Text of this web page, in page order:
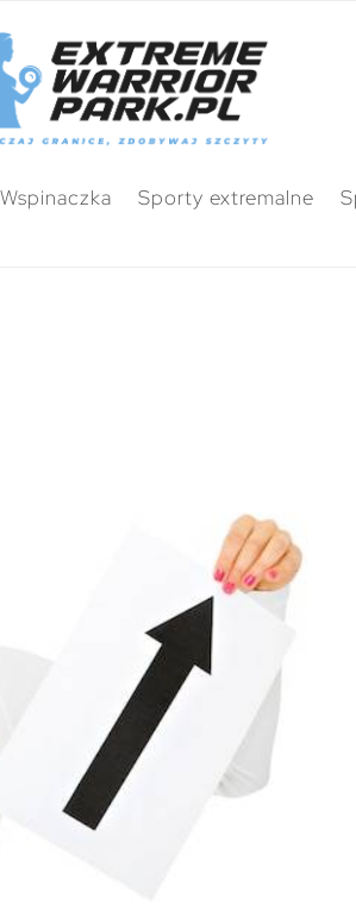
Wspinaczka Sporty extremalne